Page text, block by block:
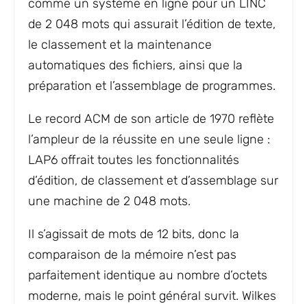
comme un système en ligne pour un LINC
de 2 048 mots qui assurait l’édition de texte,
le classement et la maintenance
automatiques des fichiers, ainsi que la
préparation et l’assemblage de programmes.
Le record ACM de son article de 1970 reflète
l’ampleur de la réussite en une seule ligne :
LAP6 offrait toutes les fonctionnalités
d’édition, de classement et d’assemblage sur
une machine de 2 048 mots.
Il s’agissait de mots de 12 bits, donc la
comparaison de la mémoire n’est pas
parfaitement identique au nombre d’octets
moderne, mais le point général survit. Wilkes